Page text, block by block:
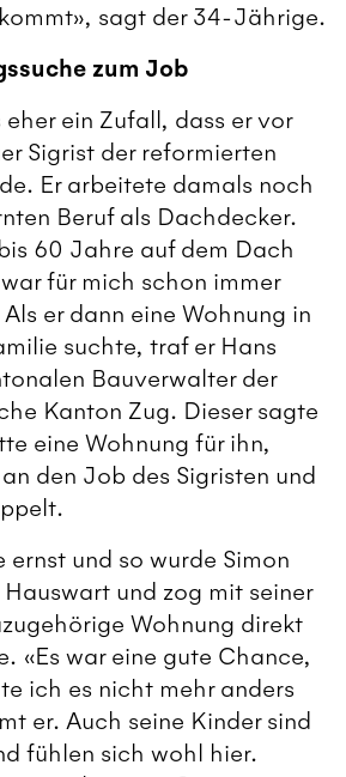
sagt der 34-Jährige.
zum Job
ein Zufall, dass er vor
Sigrist der reformierten
Er arbeitete damals noch
Beruf als Dachdecker.
60 Jahre auf dem Dach
für mich schon immer
er dann eine Wohnung in
suchte, traf er Hans
Bauverwalter der
Kanton Zug. Dieser sagte
eine Wohnung für ihn,
den Job des Sigristen und
ernst und so wurde Simon
und zog mit seiner
Wohnung direkt
«Es war eine gute Chance,
ich es nicht mehr anders
er. Auch seine Kinder sind
fühlen sich wohl hier.